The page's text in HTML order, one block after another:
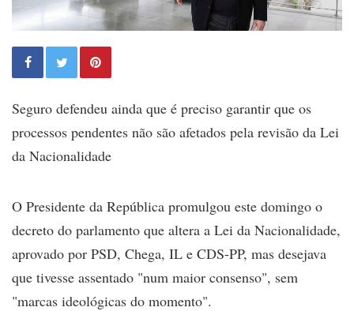
Seguro defendeu ainda que é preciso garantir que os
processos pendentes não são afetados pela revisão da Lei
da Nacionalidade
O Presidente da República promulgou este domingo o
decreto do parlamento que altera a Lei da Nacionalidade,
aprovado por PSD, Chega, IL e CDS-PP, mas desejava
que tivesse assentado "num maior consenso", sem
"marcas ideológicas do momento".